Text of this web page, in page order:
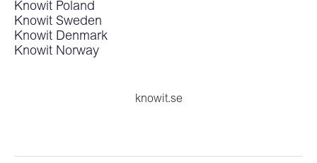
Knowit Poland
Knowit Sweden
Knowit Denmark
Knowit Norway
knowit.se